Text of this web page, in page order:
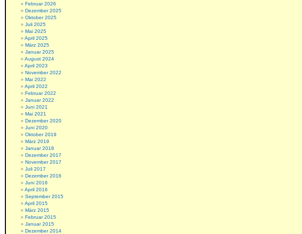
Februar 2026
Dezember 2025
Oktober 2025
Juli 2025
Mai 2025
April 2025
März 2025
Januar 2025
August 2024
April 2023
November 2022
Mai 2022
April 2022
Februar 2022
Januar 2022
Juni 2021
Mai 2021
Dezember 2020
Juni 2020
Oktober 2019
März 2019
Januar 2018
Dezember 2017
November 2017
Juli 2017
Dezember 2016
Juni 2016
April 2016
September 2015
April 2015
März 2015
Februar 2015
Januar 2015
Dezember 2014